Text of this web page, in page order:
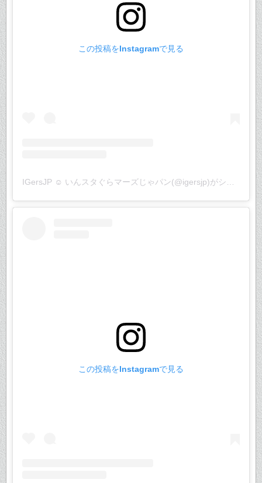
この投稿をInstagramで見る
この投稿をInstagramで見る